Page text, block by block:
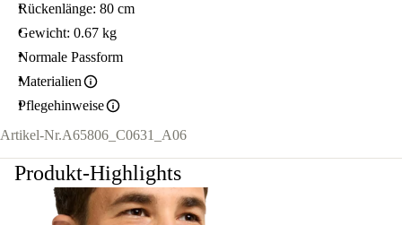
Rückenlänge: 80 cm
Gewicht: 0.67 kg
Normale Passform
Materialien
Pflegehinweise
Artikel-Nr.A65806_C0631_A06
Produkt-Highlights